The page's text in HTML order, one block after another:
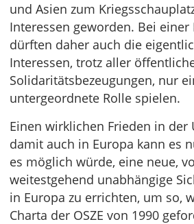
und Asien zum
Interessen geworden. Bei
dürften daher auch die
Interessen, trotz aller
Solidaritätsbezeugungen, nur
untergeordnete Rolle spielen.
Einen wirklichen Frieden in der
damit auch in Europa kann es
es möglich würde, eine neue,
weitestgehend unabhängige
in Europa zu errichten, um so,
Charta der OSZE von 1990